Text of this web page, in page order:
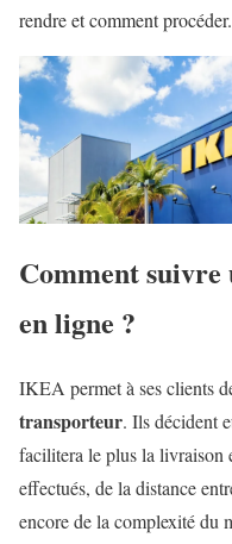
rendre et comment procéder.
Comment
en ligne ?
IKEA permet à ses clients
transporteur. Ils décident
facilitera le plus la livraison
effectués, de la distance
encore de la complexité du